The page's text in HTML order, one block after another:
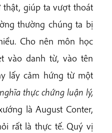
thật, giúp ta vượt thoát
thường chúng ta bị
Cho nên môn học
vào danh từ, vào tên
lấy cảm hứng từ một
thực chứng luận lý,
là August Conter,
rất là thực tế. Quý vị